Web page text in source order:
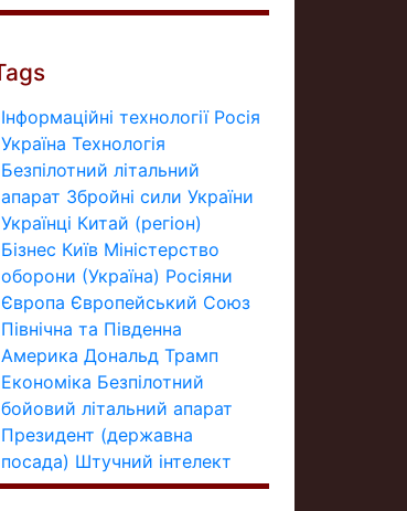
Інформаційні технології Росія
Україна Технологія
Безпілотний літальний
апарат Збройні сили України
Українці Китай (регіон)
Бізнес Київ Міністерство
оборони (Україна) Росіяни
Європа Європейський Союз
Північна та Південна
Америка Дональд Трамп
Економіка Безпілотний
бойовий літальний апарат
Президент (державна
посада) Штучний інтелект